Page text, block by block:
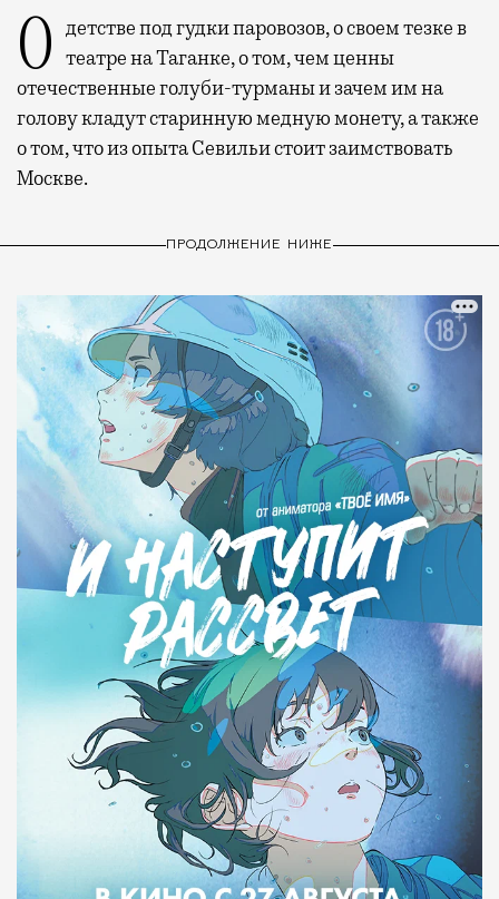
О детстве под гудки паровозов, о своем тезке в театре на Таганке, о том, чем ценны
отечественные голуби-турманы и зачем им на
голову кладут старинную медную монету, а также
о том, что из опыта Севильи стоит заимствовать
Москве.
ПРОДОЛЖЕНИЕ НИЖЕ